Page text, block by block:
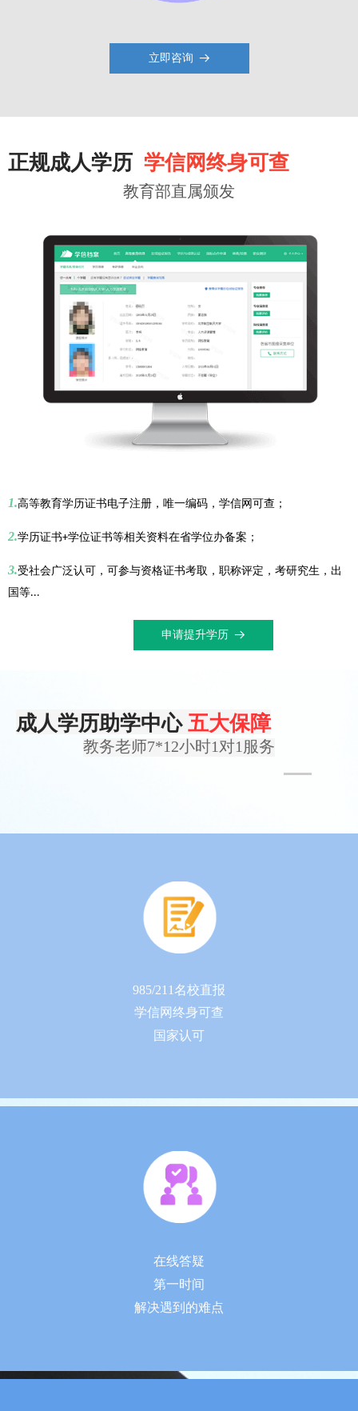
立即咨询 뀠
教育部直属颁发
1.高等教育学历证书电子注册，唯一编码，学信网可查；
2.学历证书+学位证书等相关资料在省学位办备案；
3.受社会广泛认可，可参与资格证书考取，职称评定，考研究生，出
国等...
申请提升学历 뀠
正规成人学历 学信网终身可查
教务老师7*12小时1对1服务
成人学历助学中心 五大保障
985/211名校直报
学信网终身可查
国家认可
在线答疑
第一时间
解决遇到的难点